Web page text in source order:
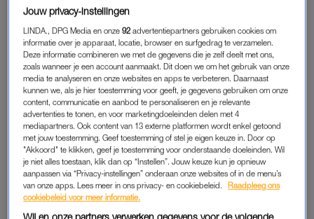
alleen of hij gaar is en niet te zwart.” Het resultaat? “Simpel,
maar vullend. Mensen zijn in die zin eigenlijk gewoon luie
wezens. De pizza is dan de makkelijkste route.”
Toch zijn er volgens Sanne ook dingen die je niet aan AI moet
willen uitbesteden. “Sommige dingen zijn gewoon onze
signature dishzoals het schrijven van persoonlijke blogs of
LinkedIn-posts” En precies dát maakt volgens haar het
verschil. “Daar hoort onze eigen smaak in. Die kun je niet kant-
en-klaar maken. Dan moet je er meer van jezelf in stoppen.”
om AI jou geld te laten
Jouw privacy-instellingen
LINDA., DPG Media en onze92 advertentiepartners gebruiken cookies om
informatie over je apparaat, locatie, browser en surfgedrag te verzamelen.
Deze informatie combineren we met de gegevens die je zelf deelt met ons,
zoals wanneer je een account aanmaakt. Dit doen we om het gebruik van onze
media te analyseren en onze websites en apps te verbeteren. Daarnaast
kunnen we, als je hier toestemming voor geeft, je gegevens gebruiken om onze
content, communicatie en aanbod te personaliseren en je relevante
advertenties te tonen, en voor marketingdoeleinden delen met 4
mediapartners. Ook content van 13 externe platformen wordt enkel getoond
met jouw toestemming. Geef toestemming of stel je eigen keuze in. Door op
"Akkoord" te klikken, geef je toestemming voor onderstaande doeleinden. Wil
je niet alles toestaan, klik dan op “Instellen”. Jouw keuze kun je opnieuw
aanpassen via “Privacy-instellingen” onderaan onze websites of in de menu’s
van onze apps. Lees meer in ons privacy- en cookiebeleid.
Raadpleeg ons
cookiebeleid voor meer informatie.
Wij en onze partners verwerken gegevens voor de volgende